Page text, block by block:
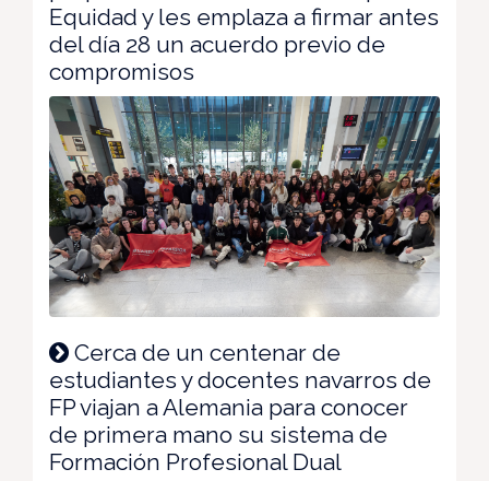
Equidad y les emplaza a firmar antes
del día 28 un acuerdo previo de
compromisos
Cerca de un centenar de
estudiantes y docentes navarros de
FP viajan a Alemania para conocer
de primera mano su sistema de
Formación Profesional Dual